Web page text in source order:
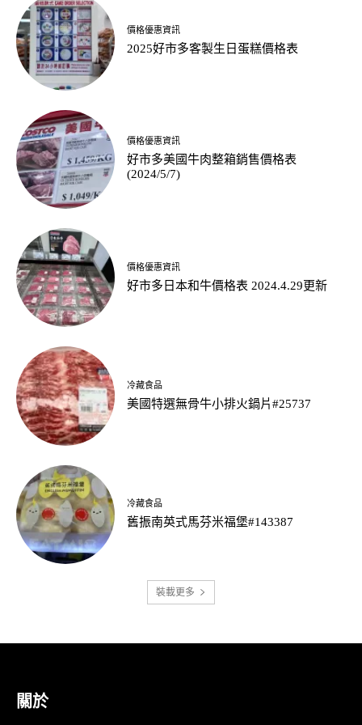
價格優惠資訊
2025好市多客製生日蛋糕價格表
價格優惠資訊
好市多美國牛肉整箱銷售價格表
(2024/5/7)
價格優惠資訊
好市多日本和牛價格表 2024.4.29更新
冷藏食品
美國特選無骨牛小排火鍋片#25737
冷藏食品
舊振南英式馬芬米福堡#143387
裝載更多
關於